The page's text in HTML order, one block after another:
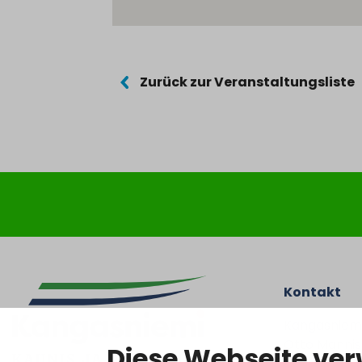
Zurück zur Veranstaltungsliste
Kontakt